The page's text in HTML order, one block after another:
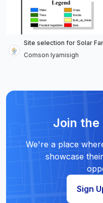
Site selection for Solar
Comson Iyamisigh
Join
We're a place
showcase
Sign